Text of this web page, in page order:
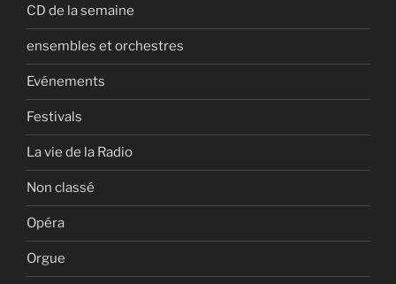
CD de la semaine
ensembles et orchestres
Evénements
Festivals
La vie de la Radio
Non classé
Opéra
Orgue